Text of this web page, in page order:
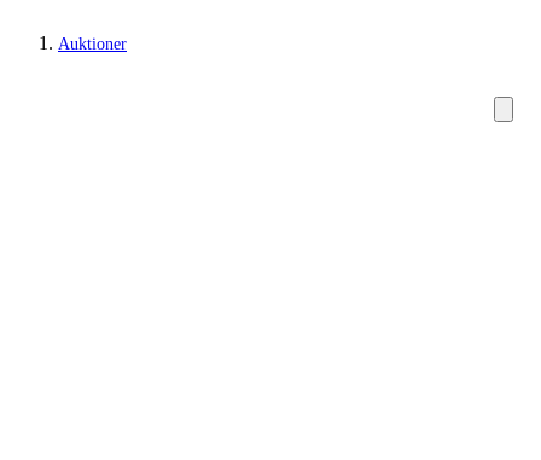
Auktioner